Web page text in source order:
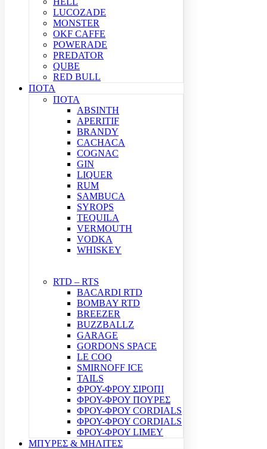
LUCOZADE
MONSTER
OKF CAFFE
POWERADE
PREDATOR
QUBE
RED BULL
ΠΟΤΑ
ΠΟΤΑ
ABSINTH
APERITIF
BRANDY
CACHACA
COGNAC
GIN
LIQUER
RUM
SAMBUCA
SYROPS
TEQUILA
VERMOUTH
VODKA
WHISKEY
RTD – RTS
BACARDI RTD
BOMBAY RTD
BREEZER
BUZZBALLZ
GARAGE
GORDONS SPACE
LE COQ
SMIRNOFF ICE
TAILS
ΦΡΟΥ-ΦΡΟΥ ΣΙΡΟΠΙ
ΦΡΟΥ-ΦΡΟΥ ΠΟΥΡΕΣ
ΦΡΟΥ-ΦΡΟΥ CORDIALS
ΦΡΟΥ-ΦΡΟΥ CORDIALS
ΦΡΟΥ-ΦΡΟΥ LIMEY
ΜΠΥΡΕΣ & ΜΗΛΙΤΕΣ